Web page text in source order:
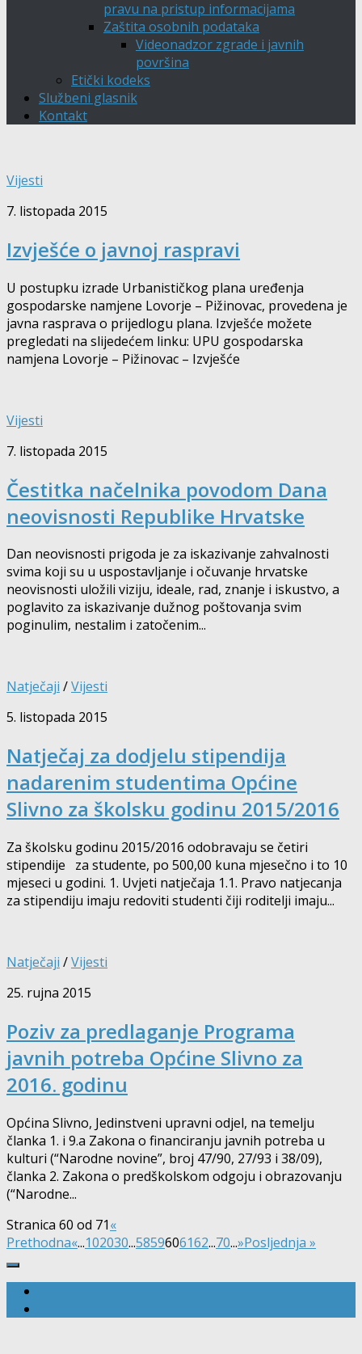
pravu na pristup informacijama
Zaštita osobnih podataka
Videonadzor zgrade i javnih
površina
Etički kodeks
Službeni glasnik
Kontakt
Vijesti
7. listopada 2015
Izvješće o javnoj raspravi
U postupku izrade Urbanističkog plana uređenja
gospodarske namjene Lovorje – Pižinovac, provedena je
javna rasprava o prijedlogu plana. Izvješće možete
pregledati na slijedećem linku: UPU gospodarska
namjena Lovorje – Pižinovac – Izvješće
Vijesti
7. listopada 2015
Čestitka načelnika povodom Dana
neovisnosti Republike Hrvatske
Dan neovisnosti prigoda je za iskazivanje zahvalnosti
svima koji su u uspostavljanje i očuvanje hrvatske
neovisnosti uložili viziju, ideale, rad, znanje i iskustvo, a
poglavito za iskazivanje dužnog poštovanja svim
poginulim, nestalim i zatočenim...
Natječaji /Vijesti
5. listopada 2015
Natječaj za dodjelu stipendija
nadarenim studentima Općine
Slivno za školsku godinu 2015/2016
Za školsku godinu 2015/2016 odobravaju se četiri
stipendije za studente, po 500,00 kuna mjesečno i to 10
mjeseci u godini. 1. Uvjeti natječaja 1.1. Pravo natjecanja
za stipendiju imaju redoviti studenti čiji roditelji imaju...
Natječaji /Vijesti
25. rujna 2015
Poziv za predlaganje Programa
javnih potreba Općine Slivno za
2016. godinu
Općina Slivno, Jedinstveni upravni odjel, na temelju
članka 1. i 9.a Zakona o financiranju javnih potreba u
kulturi (“Narodne novine”, broj 47/90, 27/93 i 38/09),
članka 2. Zakona o predškolskom odgoju i obrazovanju
(“Narodne...
Stranica 60 od 71«
Prethodna«...102030...5859606162...70...»Posljednja »